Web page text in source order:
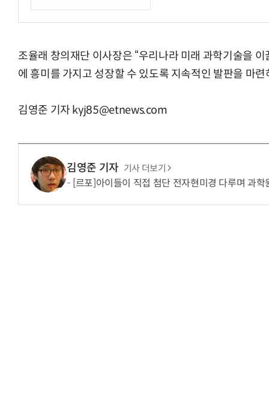
조율래 창의재단 이사장은 “우리나라 미래 과학기술을
에 흥미를 가지고 성장할 수 있도록 지속적인 발판을 마련
김영준 기자 kyj85@etnews.com
김영준 기자 기사 더보기
[르포]아이들이 직접 첨단 전자현미경 다루며 과학원